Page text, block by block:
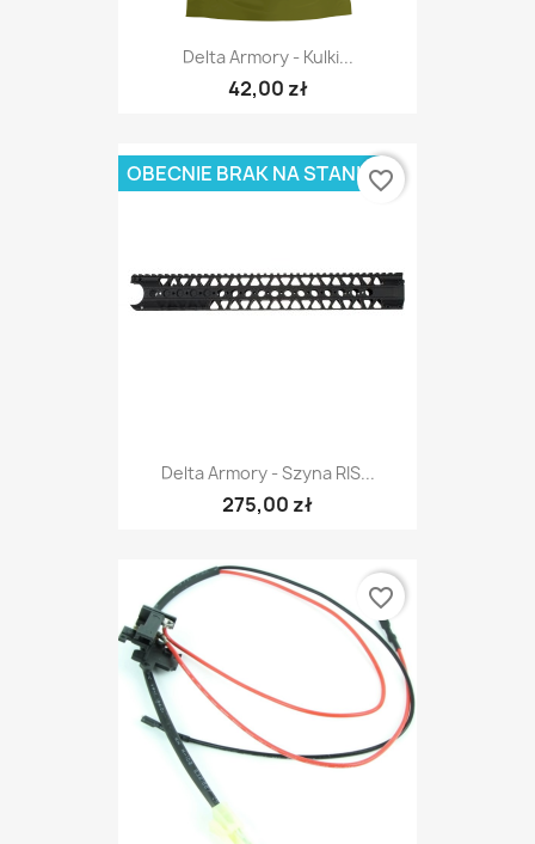
Delta Armory - Kulki...
42,00 zł
Delta Armory - Szyna RIS...
275,00 zł
OBECNIE BRAK NA STANIEfavorite_border
favorite_border